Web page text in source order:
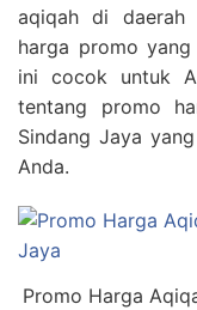
aqiqah di daerah
harga promo
ini cocok untuk
tentang promo
Sindang Jaya
Anda.
Promo Harga